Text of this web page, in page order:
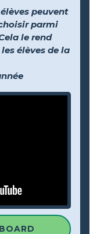
peuvent
parmi
le rend
élèves de la